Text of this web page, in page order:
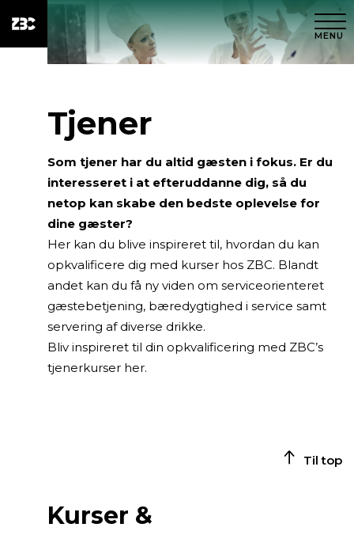
MENU
Tjener
Som tjener har du altid gæsten i fokus. Er du
interesseret i at efteruddanne dig, så du
netop kan skabe den bedste oplevelse for
dine gæster?
Her kan du blive inspireret til, hvordan du kan
opkvalificere dig med kurser hos ZBC. Blandt
andet kan du få ny viden om serviceorienteret
gæstebetjening, bæredygtighed i service samt
servering af diverse drikke.
Bliv inspireret til din opkvalificering med ZBC’s
tjenerkurser her.
Til top
Kurser &